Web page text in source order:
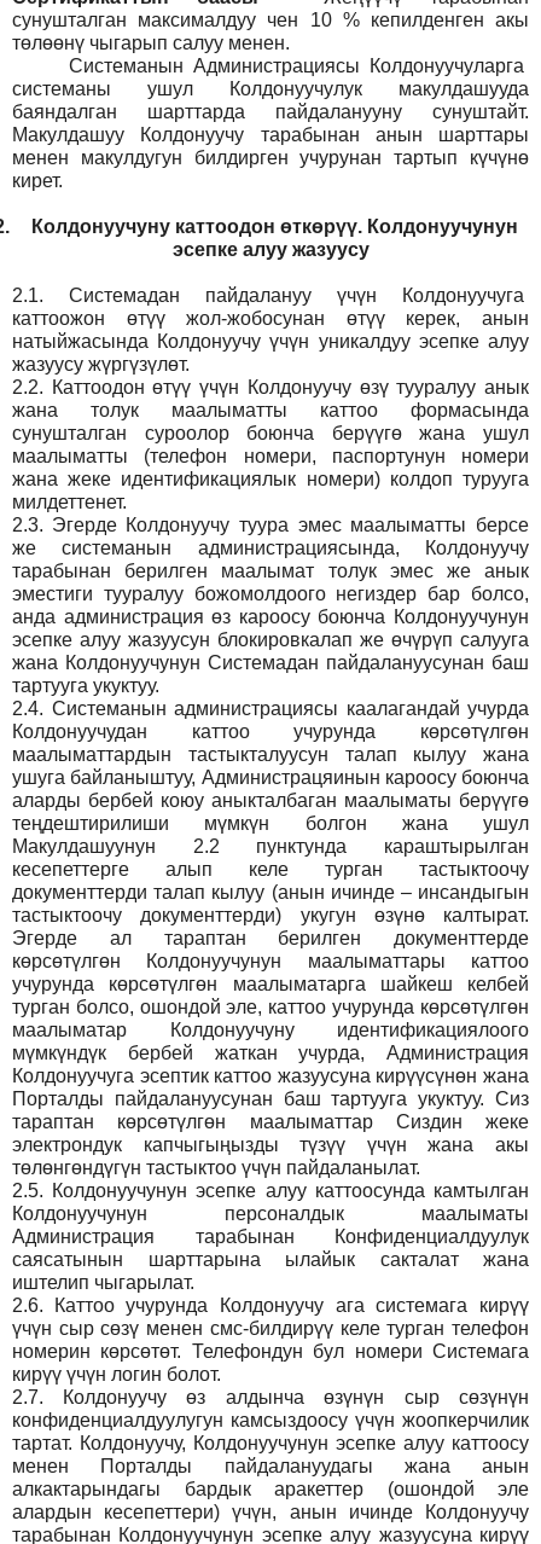
сунушталган максималдуу чен 10 % кепилденген акы
төлөөнү чыгарып салуу менен.
СистеманынАдминистрациясы Колдонуучуларга
системаны ушул Колдонуучулук макулдашууда
баяндалган шарттарда пайдаланууну сунуштайт.
Макулдашуу Колдонуучу тарабынан анын шарттары
менен макулдугун билдирген учурунан тартып күчүнө
кирет.
Колдонуучуну каттоодон өткөрүү. Колдонуучунун
эсепке алуу жазуусу
2.1.
Системадан пайдалануу үчүн Колдонуучуга
каттоожон өтүү жол-жобосунан өтүү керек, анын
натыйжасында Колдонуучу үчүн уникалдуу эсепке алуу
жазуусу жүргүзүлөт.
2.2. Каттоодон өтүү үчүн Колдонуучу өзү тууралуу анык
жана толук маалыматты каттоо формасында
сунушталган суроолор боюнча берүүгө жана ушул
маалыматты (телефон номери, паспортунун номери
жана жеке идентификациялык номери) колдоп турууга
милдеттенет.
2.3. Эгерде Колдонуучу туура эмес маалыматты берсе
же системанын администрациясында, Колдонуучу
тарабынан берилген маалымат толук эмес же анык
эместиги тууралуу божомолдоого негиздер бар болсо,
анда администрация өз кароосу боюнча Колдонуучунун
эсепке алуу жазуусун блокировкалап же өчүрүп салууга
жана Колдонуучунун Системадан пайдалануусунан баш
тартууга укуктуу.
2.4. Системанын администрациясы каалагандай учурда
Колдонуучудан каттоо учурунда көрсөтүлгөн
маалыматтардын тастыкталуусун талап кылуу жана
ушуга байланыштуу, Администрацяинын кароосу боюнча
аларды бербей коюу аныкталбаган маалыматы берүүгө
теңдештирилиши мүмкүн болгон жана ушул
Макулдашуунун 2.2 пунктунда караштырылган
кесепеттерге алып келе турган тастыктоочу
документтерди талап кылуу (анын ичинде – инсандыгын
тастыктоочу документтерди) укугун өзүнө калтырат.
Эгерде ал тараптан берилген документтерде
көрсөтүлгөн Колдонуучунун маалыматтары каттоо
учурунда көрсөтүлгөн маалыматарга шайкеш келбей
турган болсо, ошондой эле, каттоо учурунда көрсөтүлгөн
маалыматар Колдонуучуну идентификациялоого
мүмкүндүк бербей жаткан учурда, Администрация
Колдонуучуга эсептик каттоо жазуусуна кирүүсүнөн жана
Порталды пайдалануусунан баш тартууга укуктуу. Сиз
тараптан көрсөтүлгөн маалыматтар Сиздин жеке
электрондук капчыгыңызды түзүү үчүн жана акы
төлөнгөндүгүн тастыктоо үчүн пайдаланылат.
2.5. Колдонуучунун эсепке алуу каттоосунда камтылган
Колдонуучунун персоналдык маалыматы
Администрация тарабынан Конфиденциалдуулук
саясатынын шарттарына ылайык сакталат жана
иштелип чыгарылат.
2.6.
Каттоо учурунда Колдонуучу ага системага кирүү
үчүн сыр сөзү менен смс-билдирүү келе турган телефон
номерин көрсөтөт. Телефондун бул номери Системага
кирүү үчүн логин болот.
2.7.
Колдонуучу өз алдынча өзүнүн сыр сөзүнүн
конфиденциалдуулугун камсыздоосу үчүн жоопкерчилик
тартат. Колдонуучу, Колдонуучунун эсепке алуу каттоосу
менен Порталды пайдалануудагы жана анын
алкактарындагы бардык аракеттер (ошондой эле
алардын кесепеттери) үчүн, анын ичинде Колдонуучу
тарабынан Колдонуучунун эсепке алуу жазуусуна кирүү